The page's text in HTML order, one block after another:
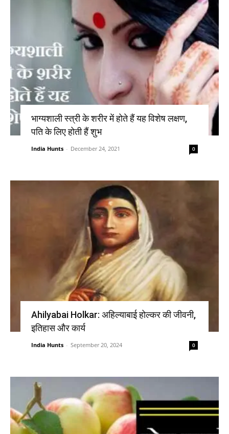
भाग्यशाली स्त्री के शरीर में होते हैं यह विशेष लक्षण,
पति के लिए होती हैं शुभ
India Hunts - December 24, 2021 0
Ahilyabai Holkar: अहिल्याबाई होल्कर की जीवनी,
इतिहास और कार्य
India Hunts - September 20, 2024 0